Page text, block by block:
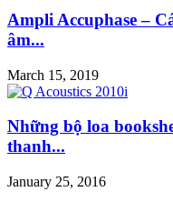
Ampli Accuphase –
âm...
March 15, 2019
Những bộ loa
thanh...
January 25, 2016